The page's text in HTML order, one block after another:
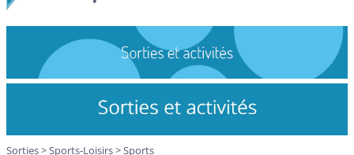
Sorties>Sports-Loisirs>Sports